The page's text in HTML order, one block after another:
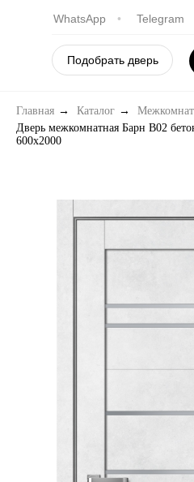
WhatsApp Telegram
•
Подобрать дверь
Главная → Каталог →
Дверь межкомнатная Барн B02
600х2000